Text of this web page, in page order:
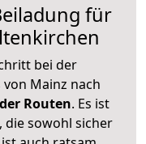
für
bei der
Mainz nach
Routen. Es ist
die sowohl sicher